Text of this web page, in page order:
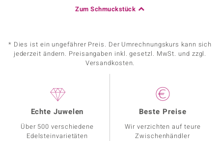
Zum Schmuckstück
* Dies ist ein ungefährer Preis. Der Umrechnungskurs kann sich
jederzeit ändern. Preisangaben inkl. gesetzl. MwSt. und zzgl.
Versandkosten.
Echte Juwelen
Über 500 verschiedene
Edelsteinvarietäten
Beste Preise
Wir verzichten auf teure
Zwischenhändler